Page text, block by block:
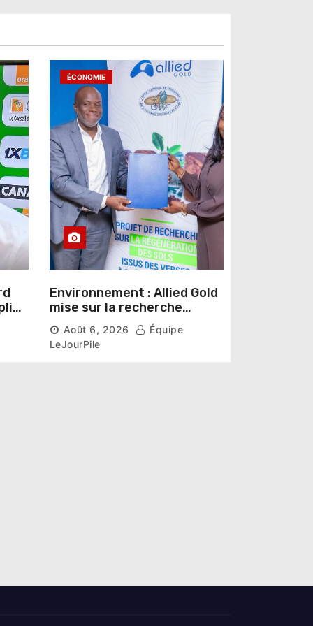
ÉCONOMIE
Environnement : Allied Gold
mise sur la recherche
scientifique pour restaurer
les sols de ses sites miniers
Août 6, 2026
Équipe
LeJourPile